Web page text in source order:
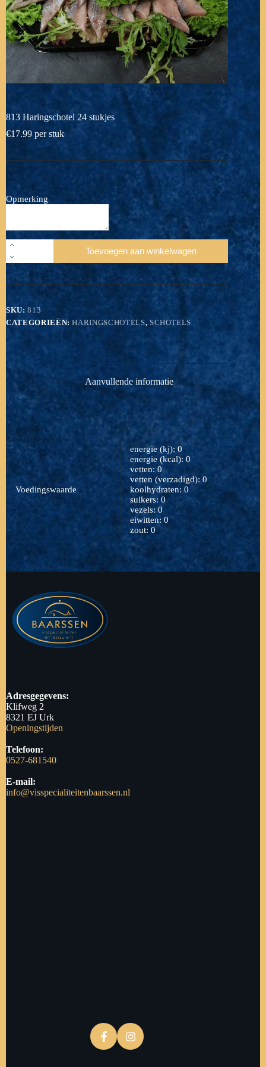
813 Haringschotel 24 stukjes
€17.99 per stuk
Opmerking
813
24
aantal
Toevoegen aan winkelwagen
SKU:813
CATEGORIEËN:HARINGSCHOTELS, SCHOTELS
Aanvullende informatie
Voedingswaarde
energie (kj): 0
energie (kcal): 0
vetten: 0
vetten (verzadigd): 0
koolhydraten: 0
suikers: 0
vezels: 0
eiwitten: 0
zout: 0
Adresgegevens:
Klifweg 2
8321 EJ Urk
Openingstijden
Telefoon:
0527-681540
E-mail:
info@visspecialiteitenbaarssen.nl